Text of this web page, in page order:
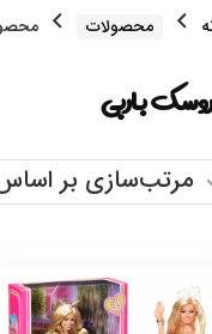
محصولات
باربی
مرتب‌سازی بر اساس